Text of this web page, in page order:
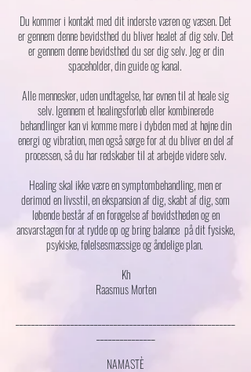
Du kommer i kontakt med dit inderste væren og væsen. Det
er gennem denne bevidsthed du bliver healet af dig selv. Det
er gennem denne bevidsthed du ser dig selv. Jeg er din
spaceholder, din guide og kanal.
Alle mennesker, uden undtagelse, har evnen til at heale sig
selv. Igennem et healingsforløb eller kombinerede
behandlinger kan vi komme mere i dybden med at højne din
energi og vibration, men også sørge for at du bliver en del af
processen, så du har redskaber til at arbejde videre selv.
Healing skal ikke være en symptombehandling, men er
derimod en livsstil, en ekspansion af dig, skabt af dig, som
løbende består af en forøgelse af bevidstheden og en
ansvarstagen for at rydde op og bring balance på dit fysiske,
psykiske, følelsesmæssige og åndelige plan.
Kh
Raasmus Morten
NAMASTÈ